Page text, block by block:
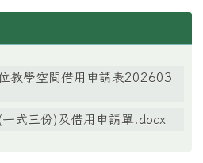
教學空間借用申請表202603
式三份)及借用申請單.docx